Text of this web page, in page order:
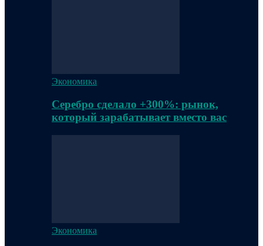
Экономика
Серебро сделало +300%: рынок,
который зарабатывает вместо вас
Экономика